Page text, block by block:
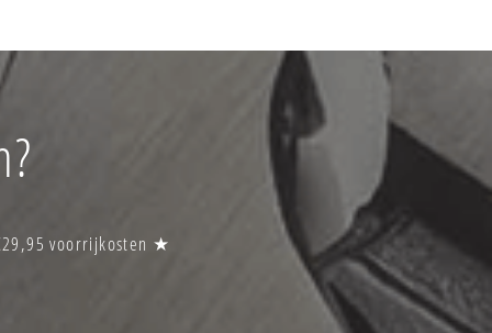
voorrijkosten ★